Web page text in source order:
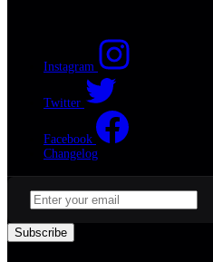
Instagram
Twitter
Facebook
Changelog
Subscribe